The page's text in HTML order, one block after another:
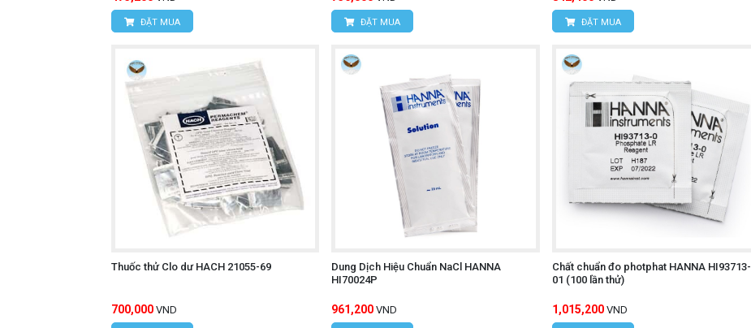
ĐẶT MUA ĐẶT MUA ĐẶT MUA
Thuốc thử Clo dư HACH 21055-69
700,000 VND
Dung Dịch Hiệu Chuẩn NaCl HANNA
HI70024P
961,200 VND
Chất chuẩn đo photphat HANNA HI93713-
01 (100 lần thử)
1,015,200 VND